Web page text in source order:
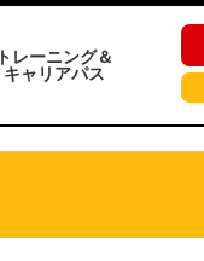
トレーニング＆
キャリアパス